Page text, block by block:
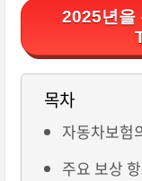
2025년을
목차
자동차보험
주요 보상